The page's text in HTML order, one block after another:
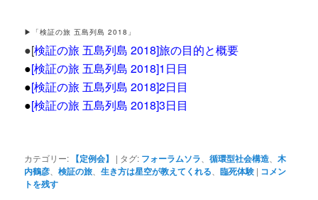
▶「検証の旅 五島列島 2018」
●[検証の旅 五島列島 2018]旅の目的と概要
●[検証の旅 五島列島 2018]1日目
●[検証の旅 五島列島 2018]2日目
●[検証の旅 五島列島 2018]3日目
カテゴリー: 【定例会】 | タグ: フォーラムソラ 、循環型社会構造 、木
内鶴彦 、検証の旅 、生き方は星空が教えてくれる 、臨死体験 | コメン
トを残す